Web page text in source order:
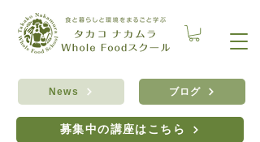
News
募集中の講座はこちら
ブログ